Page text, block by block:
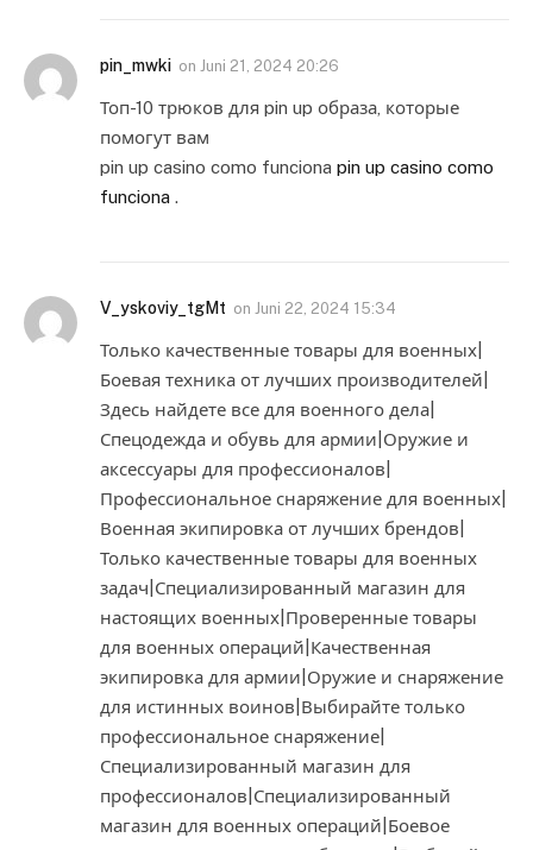
pin_mwki on Juni 21, 2024 20:26
Топ-10 трюков для pin up образа, которые
помогут вам
pin up casino como funciona pin up casino como
funciona .
V_yskoviy_tgMt on Juni 22, 2024 15:34
Только качественные товары для военных|
Боевая техника от лучших производителей|
Здесь найдете все для военного дела|
Спецодежда и обувь для армии|Оружие и
аксессуары для профессионалов|
Профессиональное снаряжение для военных|
Военная экипировка от лучших брендов|
Только качественные товары для военных
задач|Специализированный магазин для
настоящих военных|Проверенные товары
для военных операций|Качественная
экипировка для армии|Оружие и снаряжение
для истинных воинов|Выбирайте только
профессиональное снаряжение|
Специализированный магазин для
профессионалов|Специализированный
магазин для военных операций|Боевое